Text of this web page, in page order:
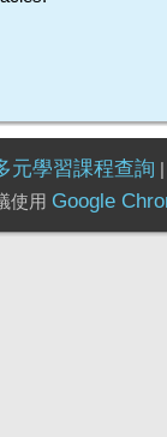
元學習課程查詢 |
使用 Google